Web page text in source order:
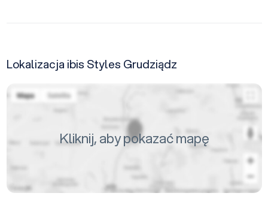
Lokalizacja ibis Styles Grudziądz
Kliknij, aby pokazać mapę